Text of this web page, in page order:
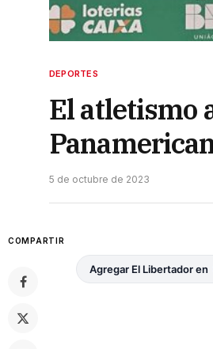
DEPORTES
El atletismo
5 de octubre de 2023
COMPARTIR
Agregar El Libertador en